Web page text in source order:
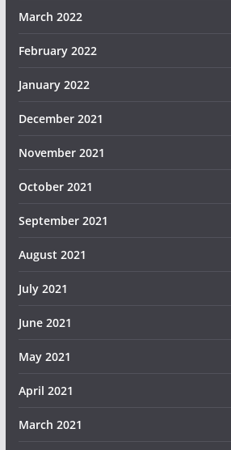
March 2022
February 2022
January 2022
December 2021
November 2021
October 2021
September 2021
August 2021
July 2021
June 2021
May 2021
April 2021
March 2021